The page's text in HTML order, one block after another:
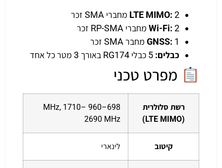
LTE MIMO: 2 מחברי SMA זכר
Wi-Fi: 2 מחברי RP-SMA זכר
GNSS: 1 מחבר SMA זכר
כבלים:
מפרט טכני
רשת סלולרית
(LTE MIMO)
698–960 MHz, 1710–
2690 MHz
קיטוב לינארי